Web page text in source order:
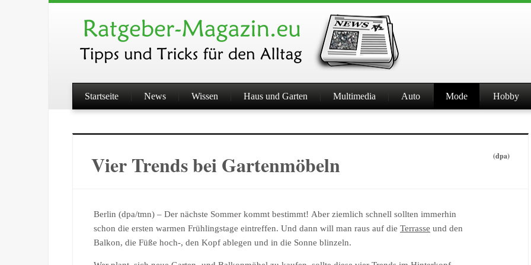
Startseite News Wissen Haus und Garten Multimedia Auto Mode Hobby
Vier Trends bei Gartenmöbeln (dpa)
Berlin (dpa/tmn) – Der nächste Sommer kommt bestimmt! Aber ziemlich schnell sollten immerhin
schon die ersten warmen Frühlingstage eintreffen. Und dann will man raus auf die Terrasse und den
Balkon, die Füße hoch-, den Kopf ablegen und in die Sonne blinzeln.